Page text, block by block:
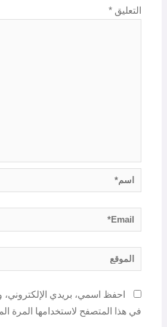
التعليق *
اسم*
Email*
الموقع
احفظ اسمي، بريدي الإلكتروني،
في هذا المتصفح لاستخدامها المرة